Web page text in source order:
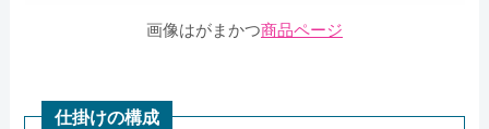
画像はがまかつ商品ページ
仕掛けの構成